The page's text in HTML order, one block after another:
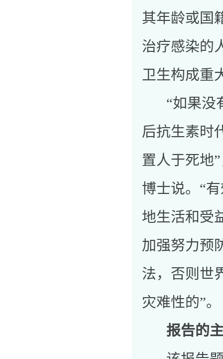
其年龄或国
治疗感染的
卫生构成重
“如果没有
后抗生素时
置人于死地
博士说。“
地生活和受
加强努力预
法，否则世
灾难性的”。
报告的